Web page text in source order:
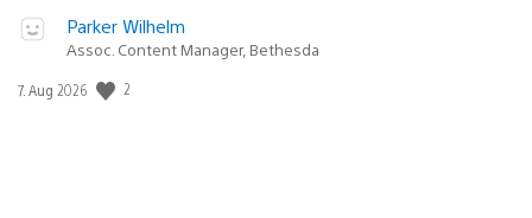
Parker Wilhelm
Assoc. Content Manager, Bethesda
Veröffentlichungsdatum:
7. Aug 2026 2